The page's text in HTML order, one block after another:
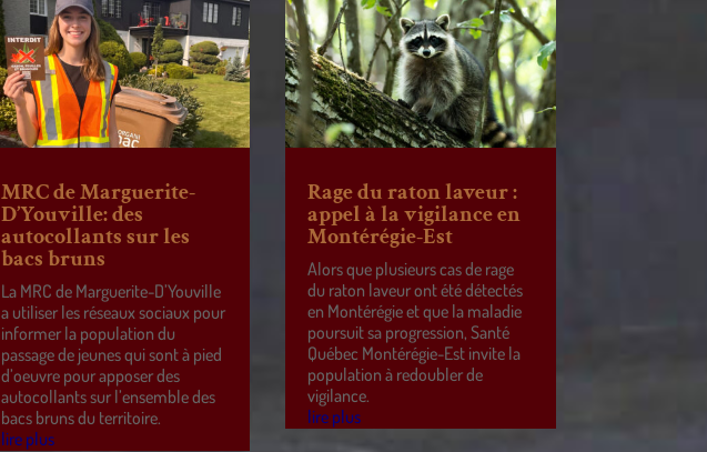
MRC de Marguerite-
D’Youville: des
autocollants sur les
bacs bruns
La MRC de Marguerite-D’Youville
a utiliser les réseaux sociaux pour
informer la population du
passage de jeunes qui sont à pied
d’oeuvre pour apposer des
autocollants sur l’ensemble des
bacs bruns du territoire.
lire plus
Rage du raton laveur :
appel à la vigilance en
Montérégie-Est
Alors que plusieurs cas de rage
du raton laveur ont été détectés
en Montérégie et que la maladie
poursuit sa progression, Santé
Québec Montérégie-Est invite la
population à redoubler de
vigilance.
lire plus